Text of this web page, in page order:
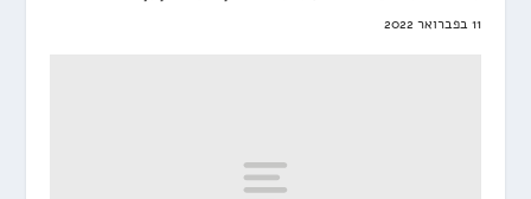
11 בפברואר 2022